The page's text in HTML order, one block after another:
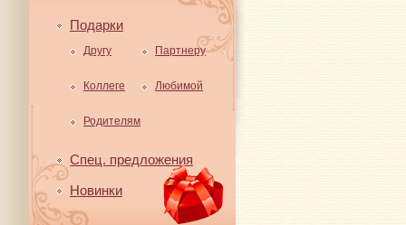
Подарки
Другу Партнеру
Коллеге Любимой
Родителям
Спец. предложения
Новинки